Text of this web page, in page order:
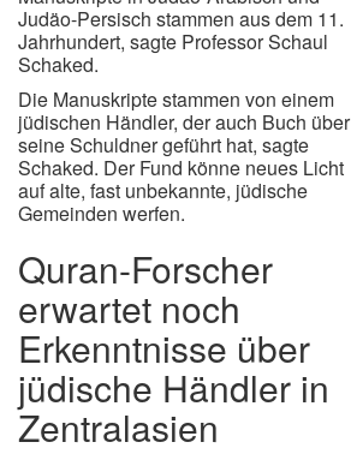
Judäo-Persisch stammen aus dem 11.
Jahrhundert, sagte Professor Schaul
Schaked.
Die Manuskripte stammen von einem
jüdischen Händler, der auch Buch über
seine Schuldner geführt hat, sagte
Schaked. Der Fund könne neues Licht
auf alte, fast unbekannte, jüdische
Gemeinden werfen.
Quran-Forscher
erwartet noch
Erkenntnisse über
jüdische Händler in
Zentralasien